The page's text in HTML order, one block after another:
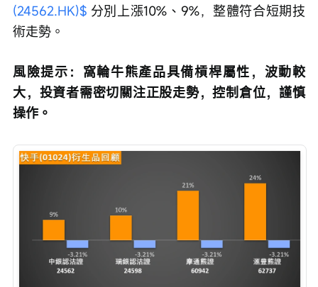
(24562.HK)$ 分別上漲10%、9%，整體符合短期技
術走勢。
風險提示：窩輪牛熊產品具備槓桿屬性，波動較
大，投資者需密切關注正股走勢，控制倉位，謹慎
操作。